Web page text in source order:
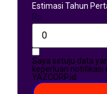
Estimasi Tahun
Rp
Saya setuju data
keperluan notifikasi
YAZCORP.id